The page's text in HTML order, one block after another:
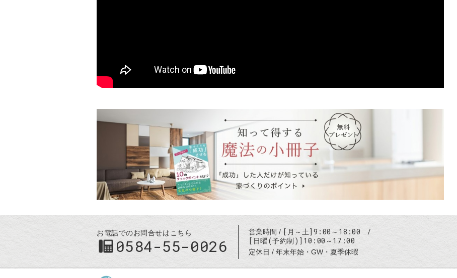
お電話でのお問合せはこちら
0584-55-0026
営業時間
[月～土]9:00～18:00
[日曜(予約制)]10:00～17:00
定休日 年末年始・GW・夏季休暇